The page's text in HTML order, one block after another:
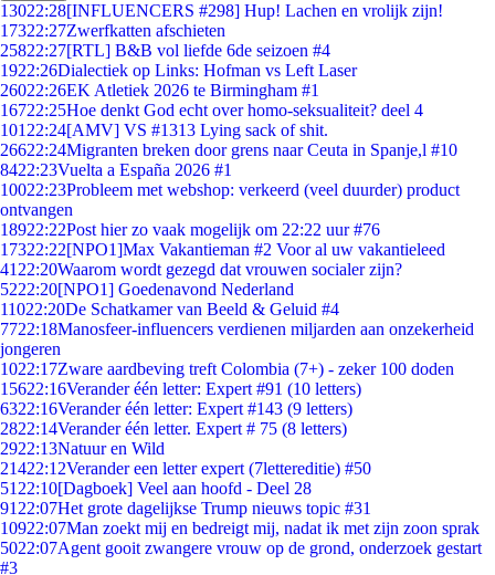
13022:28[INFLUENCERS #298] Hup! Lachen en vrolijk zijn!
17322:27Zwerfkatten afschieten
25822:27[RTL] B&B vol liefde 6de seizoen #4
1922:26Dialectiek op Links: Hofman vs Left Laser
26022:26EK Atletiek 2026 te Birmingham #1
16722:25Hoe denkt God echt over homo-seksualiteit? deel 4
101 22:24[AMV] VS #1313 Lying sack of shit.
26622:24Migranten breken door grens naar Ceuta in Spanje,l #10
8422:23Vuelta a España 2026 #1
10022:23Probleem met webshop: verkeerd (veel duurder) product
ontvangen
18922:22Post hier zo vaak mogelijk om 22:22 uur #76
17322:22[NPO1]Max Vakantieman #2 Voor al uw vakantieleed
41 22:20Waarom wordt gezegd dat vrouwen socialer zijn?
5222:20[NPO1] Goedenavond Nederland
11022:20De Schatkamer van Beeld & Geluid #4
7722:18Manosfeer-influencers verdienen miljarden aan onzekerheid
jongeren
1022:17Zware aardbeving treft Colombia (7+) - zeker 100 doden
15622:16Verander één letter: Expert #91 (10 letters)
6322:16Verander één letter: Expert #143 (9 letters)
2822:14Verander één letter. Expert # 75 (8 letters)
2922:13Natuur en Wild
21422:12Verander een letter expert (7lettereditie) #50
51 22:10[Dagboek] Veel aan hoofd - Deel 28
91 22:07Het grote dagelijkse Trump nieuws topic #31
10922:07Man zoekt mij en bedreigt mij, nadat ik met zijn zoon sprak
5022:07Agent gooit zwangere vrouw op de grond, onderzoek gestart
#3